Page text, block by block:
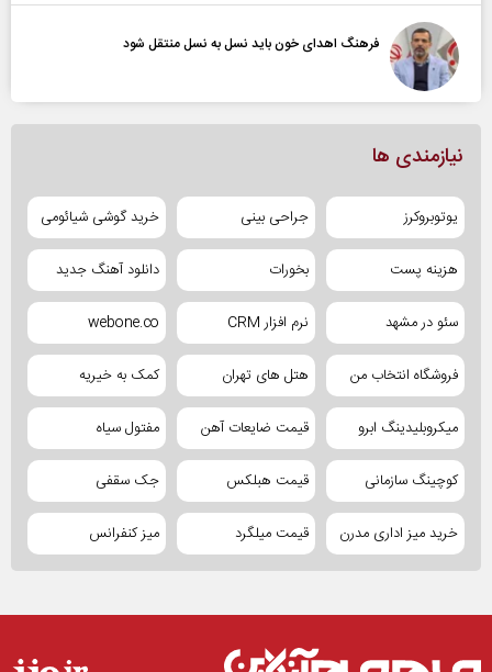
فرهنگ اهدای خون باید نسل به نسل منتقل شود
نیازمندی ها
یوتوبروکرز جراحی بینی خرید گوشی شیائومی
هزینه پست بخورات دانلود آهنگ جدید
سئو در مشهد نرم افزار CRM webone.co
فروشگاه انتخاب من هتل های تهران کمک به خیریه
میکروبلیدینگ ابرو قیمت ضایعات آهن مفتول سیاه
کوچینگ سازمانی قیمت هبلکس جک سقفی
خرید میز اداری مدرن قیمت میلگرد میز کنفرانس